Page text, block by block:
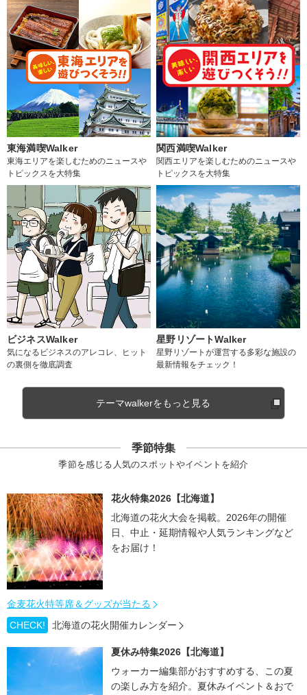
東海満喫Walker
東海エリアを楽しむためのニュースや
トピックスを大特集
関西満喫Walker
関西エリアを楽しむためのニュースや
トピックスを大特集
ビジネスWalker
気になるビジネスのアレコレ、ヒット
の裏側を徹底調査
星野リゾートWalker
星野リゾートが運営する多彩な施設の
最新情報をチェック！
テーマwalkerをもっと見る
季節特集
季節を感じる人気のスポットやイベントを紹介
花火特集2026【北海道】
北海道の花火大会を掲載。2026年の開催
日、中止・延期情報や人気ランキングなど
をお届け！
金麦花火特等席＆グッズが当たる
CHECK!
北海道の花火開催カレンダー
夏休み特集2026【北海道】
ウォーカー編集部がおすすめする、この夏
の楽しみ方を紹介。夏休みイベント＆おで